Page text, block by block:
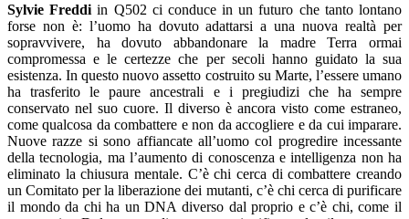
Sylvie Freddi in Q502 ci conduce in un futuro che tanto lontano
forse non è: l’uomo ha dovuto adattarsi a una nuova realtà per
sopravvivere, ha dovuto abbandonare la madre Terra ormai
compromessa e le certezze che per secoli hanno guidato la sua
esistenza. In questo nuovo assetto costruito su Marte, l’essere umano
ha trasferito le paure ancestrali e i pregiudizi che ha sempre
conservato nel suo cuore. Il diverso è ancora visto come estraneo,
come qualcosa da combattere e non da accogliere e da cui imparare.
Nuove razze si sono affiancate all’uomo col progredire incessante
della tecnologia, ma l’aumento di conoscenza e intelligenza non ha
eliminato la chiusura mentale. C’è chi cerca di combattere creando
un Comitato per la liberazione dei mutanti, c’è chi cerca di purificare
il mondo da chi ha un DNA diverso dal proprio e c’è chi, come il